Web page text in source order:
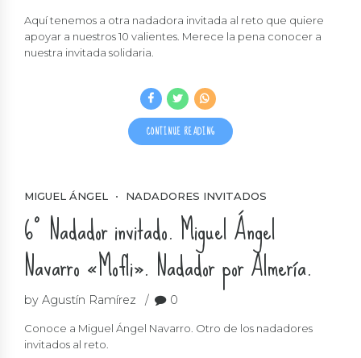
Aquí tenemos a otra nadadora invitada al reto que quiere
apoyar a nuestros 10 valientes. Merece la pena conocer a
nuestra invitada solidaria.
CONTINUE READING
MIGUEL ÁNGEL NADADORES INVITADOS
6º Nadador invitado. Miguel Ángel
Navarro «Mofli». Nadador por Almería.
by Agustín Ramírez 0
Conoce a Miguel Ángel Navarro. Otro de los nadadores
invitados al reto.